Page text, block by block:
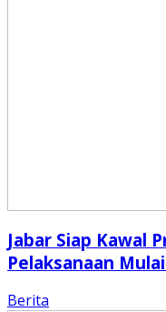
Jabar Siap Kawal
Pelaksanaan
Berita